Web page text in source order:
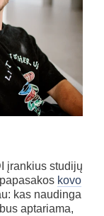
įrankius studijų
kovo
kas naudinga
aptariama,